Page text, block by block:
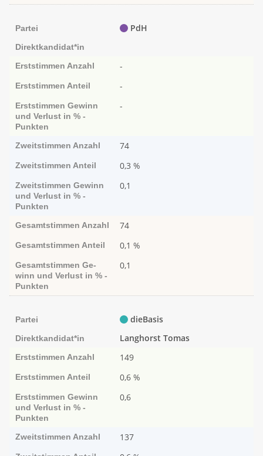
Partei PdH
Direktkandidat*in
Erststimmen Anzahl -
Erststimmen Anteil -
Erststimmen Ge­­winn
und Ver­­lust in % -
Punk­ten
-
Zweitstimmen Anzahl 74
Zweitstimmen Anteil 0,3 %
Zweitstimmen Ge­­winn
und Ver­­lust in % -
Punk­ten
0,1
Gesamtstimmen Anzahl 74
Gesamtstimmen Anteil 0,1 %
Gesamtstimmen Ge­­
winn und Ver­­lust in % -
Punk­ten
0,1
Partei dieBasis
Direktkandidat*in Langhorst Tomas
Erststimmen Anzahl 149
Erststimmen Anteil 0,6 %
Erststimmen Ge­­winn
und Ver­­lust in % -
Punk­ten
0,6
Zweitstimmen Anzahl 137